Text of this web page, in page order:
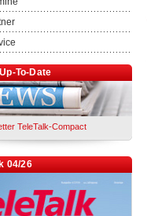
To-Date
TeleTalk-Compact
04/26